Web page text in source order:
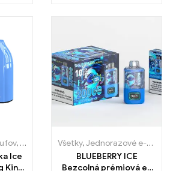
exotickej sviežosti
, Jednorazové e-cigaretky,Jednorazové
Ice
King
Všetky,Jednorazové e-cigaretky
BLUEBERRY ICE
Bezcolná prémiová e-